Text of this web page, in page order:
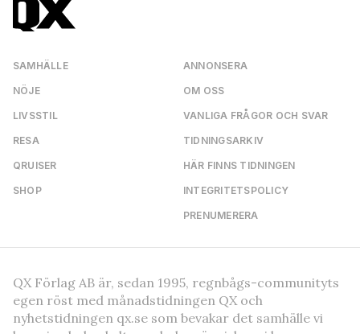
SAMHÄLLE
NÖJE
LIVSSTIL
RESA
QRUISER
SHOP
ANNONSERA
OM OSS
VANLIGA FRÅGOR OCH SVAR
TIDNINGSARKIV
HÄR FINNS TIDNINGEN
INTEGRITETSPOLICY
PRENUMERERA
QX Förlag AB är, sedan 1995, regnbågs-communityts
egen röst med månadstidningen QX och
nyhetstidningen qx.se som bevakar det samhälle vi